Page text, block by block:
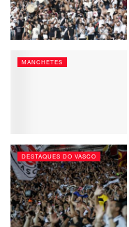
MANCHETES
DESTAQUES DO VASCO